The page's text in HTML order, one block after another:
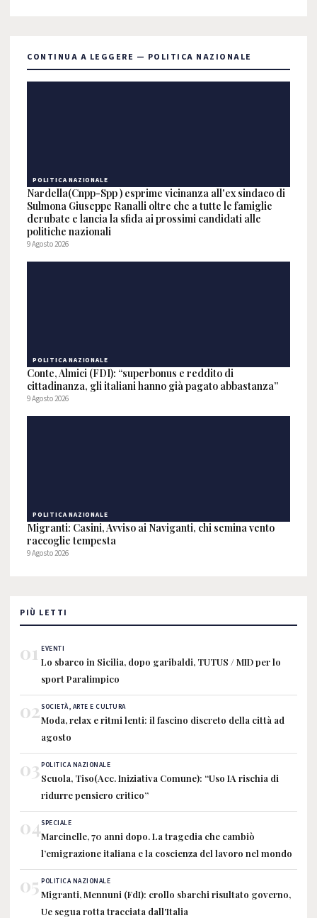
CONTINUA A LEGGERE — POLITICA NAZIONALE
POLITICA NAZIONALE
Nardella(Cnpp-Spp ) esprime vicinanza all'ex sindaco di
Sulmona Giuseppe Ranalli oltre che a tutte le famiglie
derubate e lancia la sfida ai prossimi candidati alle
politiche nazionali
9 Agosto 2026
POLITICA NAZIONALE
Conte, Almici (FDI): “superbonus e reddito di
cittadinanza, gli italiani hanno già pagato abbastanza”
9 Agosto 2026
POLITICA NAZIONALE
Migranti: Casini, Avviso ai Naviganti, chi semina vento
raccoglie tempesta
9 Agosto 2026
PIÙ LETTI
01 EVENTI
Lo sbarco in Sicilia, dopo garibaldi, TUTUS / MID per lo
sport Paralimpico
02SOCIETÀ, ARTE E CULTURA
Moda, relax e ritmi lenti: il fascino discreto della città ad
agosto
03POLITICA NAZIONALE
Scuola, Tiso(Acc. Iniziativa Comune): “Uso IA rischia di
ridurre pensiero critico”
04SPECIALE
Marcinelle, 70 anni dopo. La tragedia che cambiò
l’emigrazione italiana e la coscienza del lavoro nel mondo
05 POLITICA NAZIONALE
Migranti, Mennuni (FdI): crollo sbarchi risultato governo,
Ue segua rotta tracciata dall'Italia